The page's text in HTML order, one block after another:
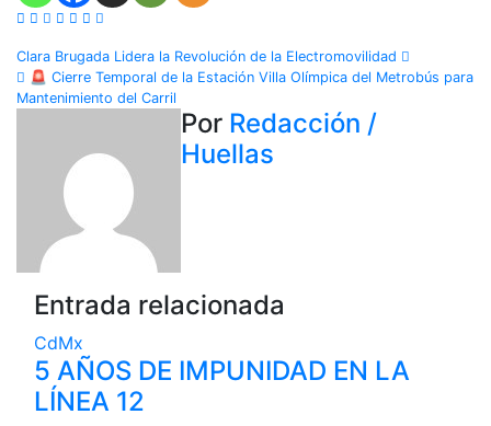
Navegación
de
entradas
Clara Brugada Lidera la Revolución de la Electromovilidad
🚨 Cierre Temporal de la Estación Villa Olímpica del Metrobús para
Mantenimiento del Carril
Por Redacción /
Huellas
Entrada relacionada
CdMx
5 AÑOS DE IMPUNIDAD EN LA
LÍNEA 12